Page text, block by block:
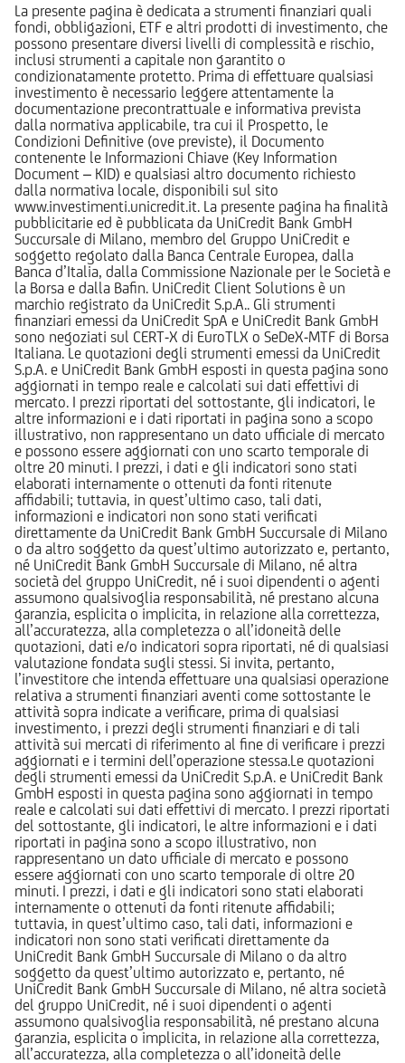
La presente pagina è dedicata a strumenti finanziari quali
fondi, obbligazioni, ETF e altri prodotti di investimento, che
possono presentare diversi livelli di complessità e rischio,
inclusi strumenti a capitale non garantito o
condizionatamente protetto. Prima di effettuare qualsiasi
investimento è necessario leggere attentamente la
documentazione precontrattuale e informativa prevista
dalla normativa applicabile, tra cui il Prospetto, le
Condizioni Definitive (ove previste), il Documento
contenente le Informazioni Chiave (Key Information
Document – KID) e qualsiasi altro documento richiesto
dalla normativa locale, disponibili sul sito
www.investimenti.unicredit.it. La presente pagina ha finalità
pubblicitarie ed è pubblicata da UniCredit Bank GmbH
Succursale di Milano, membro del Gruppo UniCredit e
soggetto regolato dalla Banca Centrale Europea, dalla
Banca d’Italia, dalla Commissione Nazionale per le Società e
la Borsa e dalla Bafin. UniCredit Client Solutions è un
marchio registrato da UniCredit S.p.A.. Gli strumenti
finanziari emessi da UniCredit SpA e UniCredit Bank GmbH
sono negoziati sul CERT-X di EuroTLX o SeDeX-MTF di Borsa
Italiana. Le quotazioni degli strumenti emessi da UniCredit
S.p.A. e UniCredit Bank GmbH esposti in questa pagina sono
aggiornati in tempo reale e calcolati sui dati effettivi di
mercato. I prezzi riportati del sottostante, gli indicatori, le
altre informazioni e i dati riportati in pagina sono a scopo
illustrativo, non rappresentano un dato ufficiale di mercato
e possono essere aggiornati con uno scarto temporale di
oltre 20 minuti. I prezzi, i dati e gli indicatori sono stati
elaborati internamente o ottenuti da fonti ritenute
affidabili; tuttavia, in quest’ultimo caso, tali dati,
informazioni e indicatori non sono stati verificati
direttamente da UniCredit Bank GmbH Succursale di Milano
o da altro soggetto da quest’ultimo autorizzato e, pertanto,
né UniCredit Bank GmbH Succursale di Milano, né altra
società del gruppo UniCredit, né i suoi dipendenti o agenti
assumono qualsivoglia responsabilità, né prestano alcuna
garanzia, esplicita o implicita, in relazione alla correttezza,
all’accuratezza, alla completezza o all’idoneità delle
quotazioni, dati e/o indicatori sopra riportati, né di qualsiasi
valutazione fondata sugli stessi. Si invita, pertanto,
l’investitore che intenda effettuare una qualsiasi operazione
relativa a strumenti finanziari aventi come sottostante le
attività sopra indicate a verificare, prima di qualsiasi
investimento, i prezzi degli strumenti finanziari e di tali
attività sui mercati di riferimento al fine di verificare i prezzi
aggiornati e i termini dell’operazione stessa.Le quotazioni
degli strumenti emessi da UniCredit S.p.A. e UniCredit Bank
GmbH esposti in questa pagina sono aggiornati in tempo
reale e calcolati sui dati effettivi di mercato. I prezzi riportati
del sottostante, gli indicatori, le altre informazioni e i dati
riportati in pagina sono a scopo illustrativo, non
rappresentano un dato ufficiale di mercato e possono
essere aggiornati con uno scarto temporale di oltre 20
minuti. I prezzi, i dati e gli indicatori sono stati elaborati
internamente o ottenuti da fonti ritenute affidabili;
tuttavia, in quest’ultimo caso, tali dati, informazioni e
indicatori non sono stati verificati direttamente da
UniCredit Bank GmbH Succursale di Milano o da altro
soggetto da quest’ultimo autorizzato e, pertanto, né
UniCredit Bank GmbH Succursale di Milano, né altra società
del gruppo UniCredit, né i suoi dipendenti o agenti
assumono qualsivoglia responsabilità, né prestano alcuna
garanzia, esplicita o implicita, in relazione alla correttezza,
all’accuratezza, alla completezza o all’idoneità delle